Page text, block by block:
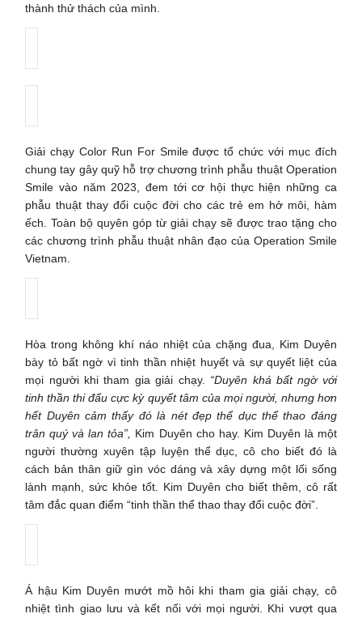
thành thử thách của mình.
Giải chạy Color Run For Smile được tổ chức với mục đích
chung tay gây quỹ hỗ trợ chương trình phẫu thuật Operation
Smile vào năm 2023, đem tới cơ hội thực hiện những ca
phẫu thuật thay đổi cuộc đời cho các trẻ em hở môi, hàm
ếch. Toàn bộ quyên góp từ giải chạy sẽ được trao tặng cho
các chương trình phẫu thuật nhân đạo của Operation Smile
Vietnam.
Hòa trong không khí náo nhiệt của chặng đua, Kim Duyên
bày tỏ bất ngờ vì tinh thần nhiệt huyết và sự quyết liệt của
mọi người khi tham gia giải chạy. “Duyên khá bất ngờ với
tinh thần thi đấu cực kỳ quyết tâm của mọi người, nhưng hơn
hết Duyên cảm thấy đó là nét đẹp thể dục thể thao đáng
trân quý và lan tỏa”, Kim Duyên cho hay. Kim Duyên là một
người thường xuyên tập luyện thể dục, cô cho biết đó là
cách bản thân giữ gìn vóc dáng và xây dựng một lối sống
lành mạnh, sức khỏe tốt. Kim Duyên cho biết thêm, cô rất
tâm đắc quan điểm “tinh thần thể thao thay đổi cuộc đời”.
Á hậu Kim Duyên mướt mồ hôi khi tham gia giải chạy, cô
nhiệt tình giao lưu và kết nối với mọi người. Khi vượt qua